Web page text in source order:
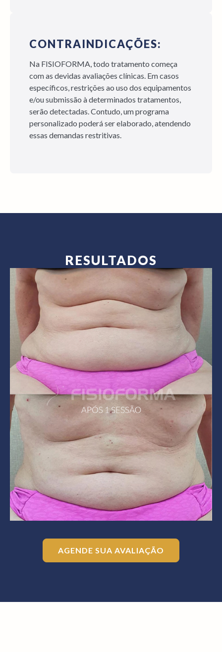
CONTRAINDICAÇÕES:
Na FISIOFORMA, todo tratamento começa
com as devidas avaliações clínicas. Em casos
específicos, restrições ao uso dos equipamentos
e/ou submissão à determinados tratamentos,
serão detectadas. Contudo, um programa
personalizado poderá ser elaborado, atendendo
essas demandas restritivas.
RESULTADOS
AGENDE SUA AVALIAÇÃO